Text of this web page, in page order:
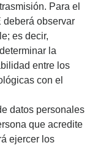
Para el
deberá observar
es decir,
la
entre los
con el
datos personales
que acredite
ejercer los